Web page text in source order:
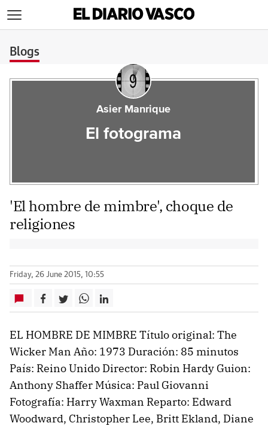
Blogs
Asier Manrique
El fotograma
'El hombre de mimbre', choque de
religiones
Friday, 26 June 2015, 10:55
EL HOMBRE DE MIMBRE Título original: The
Wicker Man Año: 1973 Duración: 85 minutos
País: Reino Unido Director: Robin Hardy Guion:
Anthony Shaffer Música: Paul Giovanni
Fotografía: Harry Waxman Reparto: Edward
Woodward, Christopher Lee, Britt Ekland, Diane